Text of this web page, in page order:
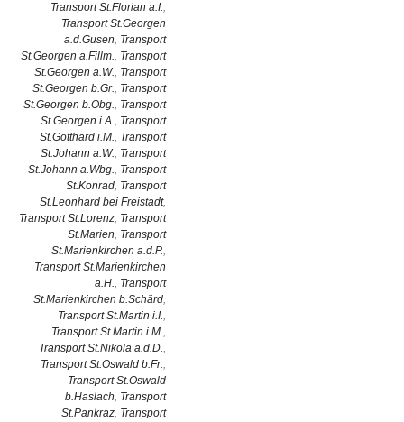
Transport St.Florian a.I.,
Transport St.Georgen
a.d.Gusen, Transport
St.Georgen a.Fillm., Transport
St.Georgen a.W., Transport
St.Georgen b.Gr., Transport
St.Georgen b.Obg., Transport
St.Georgen i.A., Transport
St.Gotthard i.M., Transport
St.Johann a.W., Transport
St.Johann a.Wbg., Transport
St.Konrad, Transport
St.Leonhard bei Freistadt,
Transport St.Lorenz, Transport
St.Marien, Transport
St.Marienkirchen a.d.P.,
Transport St.Marienkirchen
a.H., Transport
St.Marienkirchen b.Schärd,
Transport St.Martin i.I.,
Transport St.Martin i.M.,
Transport St.Nikola a.d.D.,
Transport St.Oswald b.Fr.,
Transport St.Oswald
b.Haslach, Transport
St.Pankraz, Transport